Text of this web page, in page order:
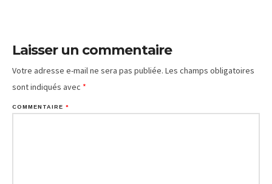
Laisser un commentaire
Votre adresse e-mail ne sera pas publiée. Les champs obligatoires
sont indiqués avec *
COMMENTAIRE *